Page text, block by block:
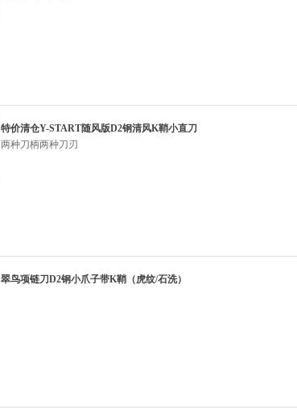
特价清仓Y-START随风版D2钢清风K鞘小直刀
两种刀柄两种刀刃
翠鸟项链刀D2钢小爪子带K鞘（虎纹/石洗）